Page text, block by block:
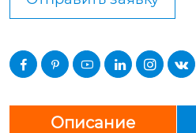
     
Описание